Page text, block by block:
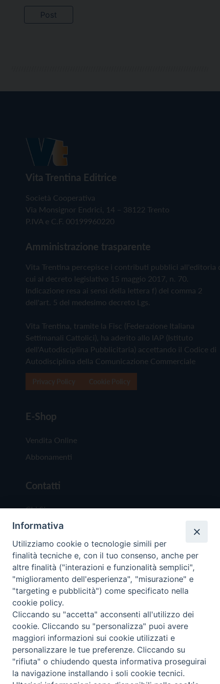
Vita Trentina Editrice
Società Cooperativa
Via Monsignor Endrici, 14 – 38122 Trento
P.IVA e C.F. 00199960220
Amministrazione trasparente
Vita Trentina percepisce i contributi pubblici all'editoria
cui al decreto legislativo 15 maggio 2017, n. 70.
Indicazione resa ai sensi della lettera f) del comma 2
dell'art. 5 del medesimo decreto Lgs.
Vita Trentina, tramite la Fisc (Federazione Italiana
Settimanali Cattolici), ha aderito allo IAP (Istituto
dell'Autodisciplina Pubblicitaria) accettando il Codice di
Autodisciplina della Comunicazione Commerciale
E-Shop
Vendita Online
Abbonamenti
Contatti
Chi Siamo
Redazione
Scrivici
Copyright © 2019 - Tutti i diritti riservati - Vita
Trentina Editrice
Privacy Policy
Torna
Informativa
Utilizziamo cookie o tecnologie simili per
finalità tecniche e, con il tuo consenso, anche per
altre finalità ("interazioni e funzionalità semplici",
"miglioramento dell'esperienza", "misurazione" e
"targeting e pubblicità") come specificato nella
cookie policy.
Cliccando su "accetta" acconsenti all'utilizzo dei
cookie. Cliccando su "personalizza" puoi avere
maggiori informazioni sui cookie utilizzati e
personalizzare le tue preferenze. Cliccando su
"rifiuta" o chiudendo questa informativa proseguirai
la navigazione installando i soli cookie tecnici.